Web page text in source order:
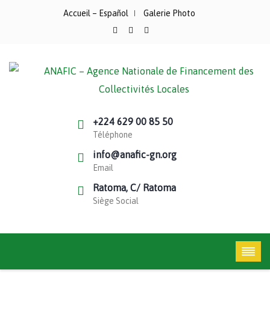
Accueil – Español Galerie Photo
+224 629 00 85 50
Téléphone
info@anafic-gn.org
Email
Ratoma, C/ Ratoma
Siège Social